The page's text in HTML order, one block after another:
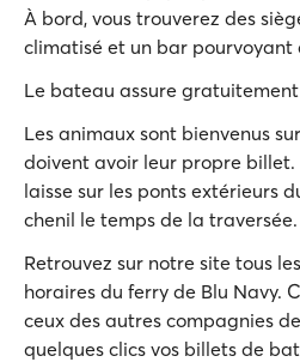
À bord, vous trouverez des
climatisé et un bar pourvoyant
Le bateau assure
Les animaux sont bienvenus sur
doivent avoir leur propre billet.
laisse sur les ponts extérieurs
chenil le temps de la traversée.
Retrouvez sur notre site tous
horaires du ferry de Blu Navy.
ceux des autres compagnies
quelques clics vos billets de